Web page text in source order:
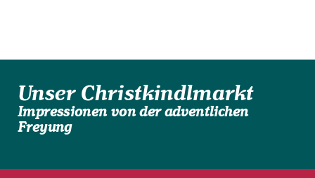
Unser Christkindlmarkt
Impressionen von der adventlichen
Freyung